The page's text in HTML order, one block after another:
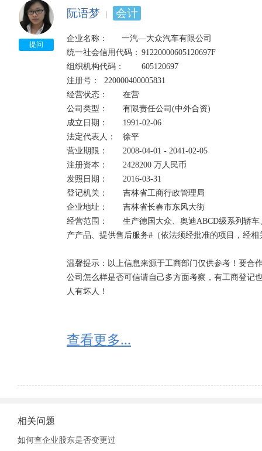
提示“该企业已列入经营异常名录”是什么意思：
有四种情形会被列入经营异常名录：
1、因未依照《企业信息公示暂行条例》第八条规定
2、因通过登记的住所或者经营场所无法联系的；列入
3、因未在工商行政管理部门依照《企业信息公示暂
的；列入经营异常名录。
4、因公示企业信息隐瞒真实情况、弄虚作假的；列入
照后，应当依法进行清算，清算结束并办理工商注销
5、经营状态迁出是指：企业登记主管机关的变更，迁
6、经营状态迁入是指：企业登记主管机关的变更，迁
7、经营状态停业是指：由某种原因，企业在期末处
8、经营状态清算是指：按章程规定解散以及由于破
产、债权、债务进行全面清查，并进行收取债权，清
吊销和注销的区别：
1、两者的行为主体不同。吊销企业法人营业执照是
照是企业的主动行为。
2、两者的性质不同。吊销是因企业违法行为而导致
行为。
3、两者的法律后果不同。吊销会给企业及其法定代
法律责任；注销是按照法律规定的程序结束公司主体
用公司名义继续开展活动也与原公司其它股东无关。
1、不能贷款；
2、不能办移民；
3、不能领养老保险；
6、列入工商黑名单，以后不能再担任法人代表。
1、因未依照《企业信息公示暂行条例》第八条规定
提问
阮语梦 会计
企业名称：      一汽—大众汽车有限公司
统一社会信用代码：	91220000605120697F
组织机构代码：	605120697
注册号：	220000400005831
经营状态：	在营
公司类型：	有限责任公司(中外合资)
成立日期：	1991-02-06
法定代表人：	徐平
营业期限：	2008-04-01 - 2041-02-05
注册资本：	2428200 万人民币
发照日期：	2016-03-31
登记机关：	吉林省工商行政管理局
企业地址：	吉林省长春市东风大街
经营范围：	生产德国大众、奥迪ABCD级系列轿车、奥迪V6系列发动机及其总成、零部件，并销售自
产产品、提供售后服务#（依法须经批准的项目，经
温馨提示：以上信息来源于工商部门仅供参考！要合
公司怎么样是否可信请自己多方面考察，有工商登记
人有坏人！
查看更多...
相关问题
如何查企业股东是否变更过